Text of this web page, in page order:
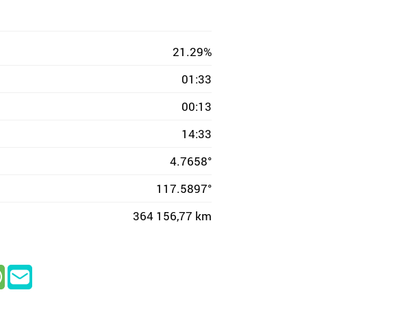
21.29%
01:33
00:13
14:33
4.7658°
117.5897°
364 156,77 km